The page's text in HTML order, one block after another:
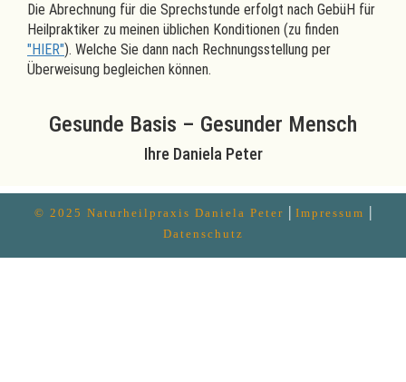
Die Abrechnung für die Sprechstunde erfolgt nach GebüH für
Heilpraktiker zu meinen üblichen Konditionen (zu finden
"HIER"). Welche Sie dann nach Rechnungsstellung per
Überweisung begleichen können.
Gesunde Basis – Gesunder Mensch
Ihre Daniela Peter
© 2025 Naturheilpraxis Daniela Peter | Impressum |
Datenschutz